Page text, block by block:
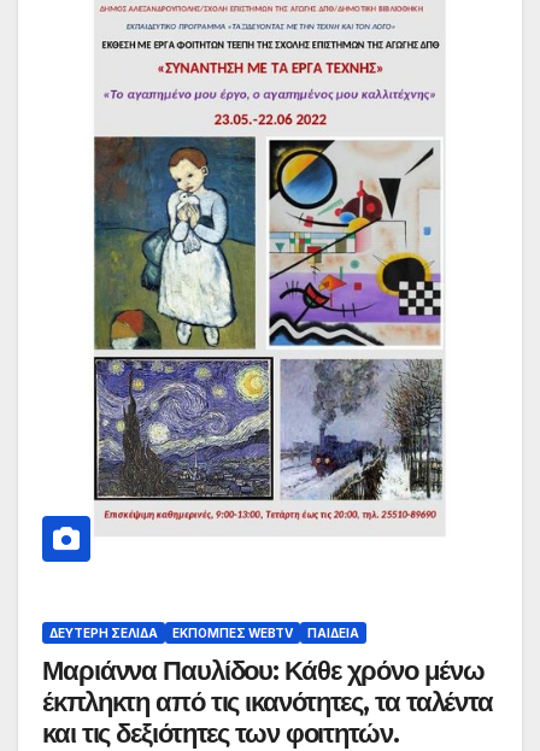
ΔΕΎΤΕΡΗ ΣΕΛΊΔΑ ΕΚΠΟΜΠΈΣ WEBTV ΠΑΙΔΕΊΑ
Μαριάννα Παυλίδου: Κάθε χρόνο μένω
έκπληκτη από τις ικανότητες, τα ταλέντα
και τις δεξιότητες των φοιτητών.